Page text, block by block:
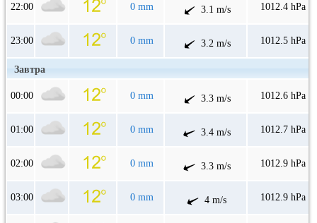
22:00 0 mm 3.1 m/s 1012.4 hPa
23:00 0 mm 3.2 m/s 1012.5 hPa
Завтра
00:00 0 mm 3.3 m/s 1012.6 hPa
01:00 0 mm 3.4 m/s 1012.7 hPa
02:00 0 mm 3.3 m/s 1012.9 hPa
03:00 0 mm 4 m/s 1012.9 hPa